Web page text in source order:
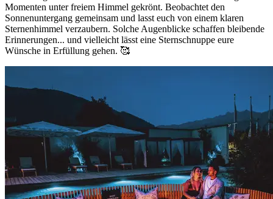
Momenten unter freiem Himmel gekrönt. Beobachtet den
Sonnenuntergang gemeinsam und lasst euch von einem klaren
Sternenhimmel verzaubern. Solche Augenblicke schaffen bleibende
Erinnerungen... und vielleicht lässt eine Sternschnuppe eure
Wünsche in Erfüllung gehen. 🥰